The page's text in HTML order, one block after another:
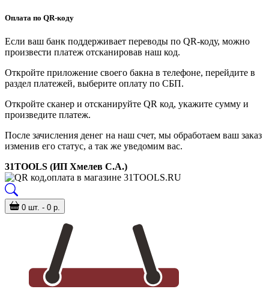
Оплата по QR-коду
Если ваш банк поддерживает переводы по QR-коду, можно
произвести платеж отсканировав наш код.
Откройте приложение своего бакна в телефоне, перейдите в
раздел платежей, выберите оплату по СБП.
Откройте сканер и отсканируйте QR код, укажите сумму и
произведите платеж.
После зачисления денег на наш счет, мы обработаем ваш заказ
изменив его статус, а так же уведомим вас.
31TOOLS (ИП Хмелев С.А.)
0 шт. - 0 р.